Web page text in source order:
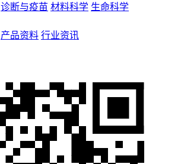
诊断与疫苗 材料科学 生命科学
产品资料 行业资讯